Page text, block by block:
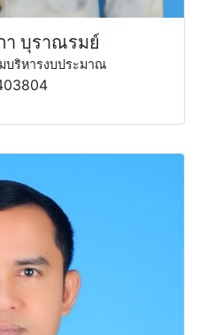
า บุราณรมย์
บริหารงบประมาณ